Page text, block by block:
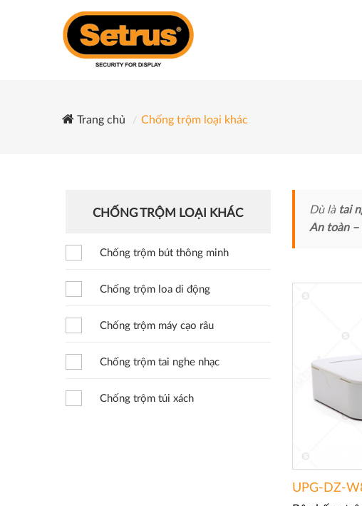
Trang chủ Chống trộm loại khác
CHỐNG TRỘM LOẠI KHÁC
Chống trộm bút thông minh
Chống trộm loa di động
Chống trộm máy cạo râu
Chống trộm tai nghe nhạc
Chống trộm túi xách
Dù là tai
An toàn –
UPG-DZ-